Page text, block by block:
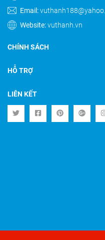
Email:
Website:vuthanh.vn
CHÍNH SÁCH
HỖ TRỢ
LIÊN KẾT